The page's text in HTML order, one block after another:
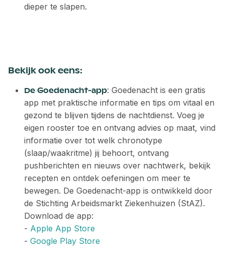
dieper te slapen.
Bekijk ook eens:
De Goedenacht-app: Goedenacht is een gratis
app met praktische informatie en tips om vitaal en
gezond te blijven tijdens de nachtdienst. Voeg je
eigen rooster toe en ontvang advies op maat, vind
informatie over tot welk chronotype
(slaap/waakritme) jij behoort, ontvang
pushberichten en nieuws over nachtwerk, bekijk
recepten en ontdek oefeningen om meer te
bewegen. De Goedenacht-app is ontwikkeld door
de Stichting Arbeidsmarkt Ziekenhuizen (StAZ).
Download de app:
- Apple App Store
- Google Play Store